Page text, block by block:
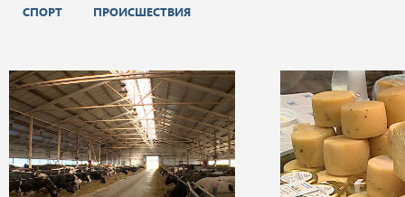
СПОРТ ПРОИСШЕСТВИЯ